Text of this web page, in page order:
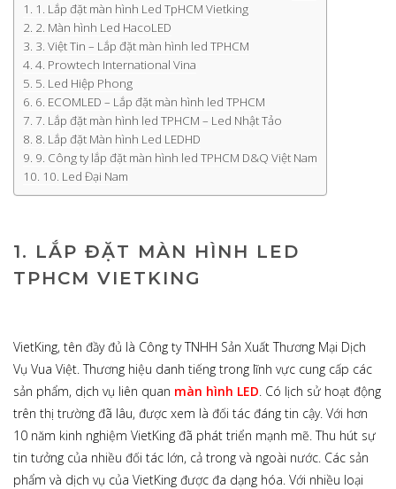
1. Lắp đặt màn hình Led TpHCM Vietking
2. Màn hình Led HacoLED
3. Việt Tin – Lắp đặt màn hình led TPHCM
4. Prowtech International Vina
5. Led Hiệp Phong
6. ECOMLED – Lắp đặt màn hình led TPHCM
7. Lắp đặt màn hình led TPHCM – Led Nhật Tảo
8. Lắp đặt Màn hình Led LEDHD
9. Công ty lắp đặt màn hình led TPHCM D&Q Việt Nam
10. Led Đại Nam
1. LẮP ĐẶT MÀN HÌNH LED
TPHCM VIETKING
VietKing, tên đầy đủ là Công ty TNHH Sản Xuất Thương Mại Dịch
Vụ Vua Việt. Thương hiệu danh tiếng trong lĩnh vực cung cấp các
sản phẩm, dịch vụ liên quan màn hình LED. Có lịch sử hoạt động
trên thị trường đã lâu, được xem là đối tác đáng tin cậy. Với hơn
10 năm kinh nghiệm VietKing đã phát triển mạnh mẽ. Thu hút sự
tin tưởng của nhiều đối tác lớn, cả trong và ngoài nước. Các sản
phẩm và dịch vụ của VietKing được đa dạng hóa. Với nhiều loại